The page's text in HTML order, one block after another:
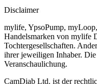
Disclaimer
mylife, YpsoPump,
Handelsmarken von mylife
Tochtergesellschaften.
ihrer jeweiligen Inhaber.
Veranschaulichung.
CamDiab Ltd. ist der